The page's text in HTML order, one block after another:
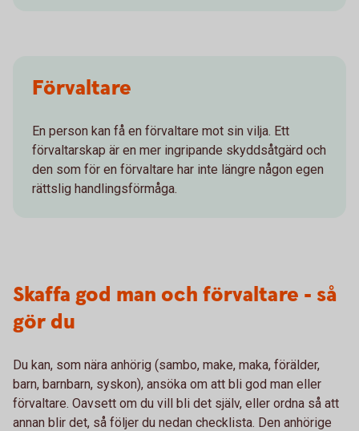
Förvaltare
En person kan få en förvaltare mot sin vilja. Ett
förvaltarskap är en mer ingripande skyddsåtgärd och
den som för en förvaltare har inte längre någon egen
rättslig handlingsförmåga.
Skaffa god man och förvaltare - så
gör du
Du kan, som nära anhörig (sambo, make, maka, förälder,
barn, barnbarn, syskon), ansöka om att bli god man eller
förvaltare. Oavsett om du vill bli det själv, eller ordna så att
annan blir det, så följer du nedan checklista. Den anhörige